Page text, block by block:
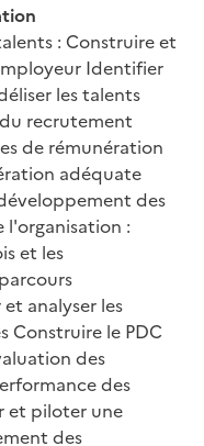
: Construire et
Identifier
les talents
recrutement
de rémunération
adéquate
des
l'organisation :
et les
analyser les
Construire le PDC
des
des
et piloter une
des